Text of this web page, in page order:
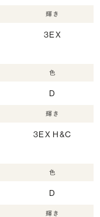
輝き
3EX
色
D
輝き
3EX H&C
色
D
輝き